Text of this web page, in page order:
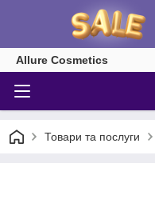
Allure Cosmetics
Товари та послуги